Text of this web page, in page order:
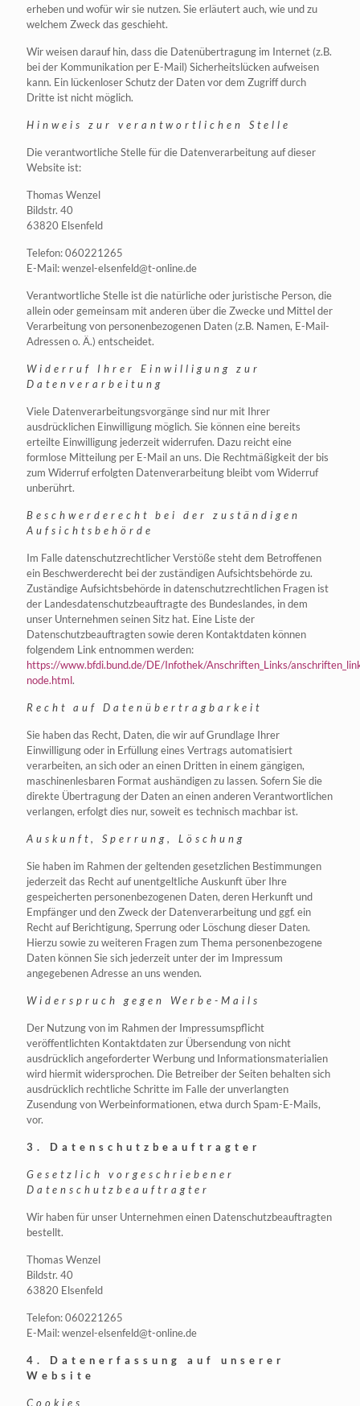
erheben und wofür wir sie nutzen. Sie erläutert auch, wie und zu
welchem Zweck das geschieht.
Wir weisen darauf hin, dass die Datenübertragung im Internet (z.B.
bei der Kommunikation per E-Mail) Sicherheitslücken aufweisen
kann. Ein lückenloser Schutz der Daten vor dem Zugriff durch
Dritte ist nicht möglich.
Hinweis zur verantwortlichen Stelle
Die verantwortliche Stelle für die Datenverarbeitung auf dieser
Website ist:
Thomas Wenzel
Bildstr. 40
63820 Elsenfeld
Telefon: 060221265
E-Mail: wenzel-elsenfeld@t-online.de
Verantwortliche Stelle ist die natürliche oder juristische Person, die
allein oder gemeinsam mit anderen über die Zwecke und Mittel der
Verarbeitung von personenbezogenen Daten (z.B. Namen, E-Mail-
Adressen o. Ä.) entscheidet.
Widerruf Ihrer Einwilligung zur
Datenverarbeitung
Viele Datenverarbeitungsvorgänge sind nur mit Ihrer
ausdrücklichen Einwilligung möglich. Sie können eine bereits
erteilte Einwilligung jederzeit widerrufen. Dazu reicht eine
formlose Mitteilung per E-Mail an uns. Die Rechtmäßigkeit der bis
zum Widerruf erfolgten Datenverarbeitung bleibt vom Widerruf
unberührt.
Beschwerderecht bei der zuständigen
Aufsichtsbehörde
Im Falle datenschutzrechtlicher Verstöße steht dem Betroffenen
ein Beschwerderecht bei der zuständigen Aufsichtsbehörde zu.
Zuständige Aufsichtsbehörde in datenschutzrechtlichen Fragen ist
der Landesdatenschutzbeauftragte des Bundeslandes, in dem
unser Unternehmen seinen Sitz hat. Eine Liste der
Datenschutzbeauftragten sowie deren Kontaktdaten können
folgendem Link entnommen werden:
https://www.bfdi.bund.de/DE/Infothek/Anschriften_Links/
node.html.
Recht auf Datenübertragbarkeit
Sie haben das Recht, Daten, die wir auf Grundlage Ihrer
Einwilligung oder in Erfüllung eines Vertrags automatisiert
verarbeiten, an sich oder an einen Dritten in einem gängigen,
maschinenlesbaren Format aushändigen zu lassen. Sofern Sie die
direkte Übertragung der Daten an einen anderen Verantwortlichen
verlangen, erfolgt dies nur, soweit es technisch machbar ist.
Auskunft, Sperrung, Löschung
Sie haben im Rahmen der geltenden gesetzlichen Bestimmungen
jederzeit das Recht auf unentgeltliche Auskunft über Ihre
gespeicherten personenbezogenen Daten, deren Herkunft und
Empfänger und den Zweck der Datenverarbeitung und ggf. ein
Recht auf Berichtigung, Sperrung oder Löschung dieser Daten.
Hierzu sowie zu weiteren Fragen zum Thema personenbezogene
Daten können Sie sich jederzeit unter der im Impressum
angegebenen Adresse an uns wenden.
Widerspruch gegen Werbe-Mails
Der Nutzung von im Rahmen der Impressumspflicht
veröffentlichten Kontaktdaten zur Übersendung von nicht
ausdrücklich angeforderter Werbung und Informationsmaterialien
wird hiermit widersprochen. Die Betreiber der Seiten behalten sich
ausdrücklich rechtliche Schritte im Falle der unverlangten
Zusendung von Werbeinformationen, etwa durch Spam-E-Mails,
vor.
3. Datenschutzbeauftragter
Gesetzlich vorgeschriebener
Datenschutzbeauftragter
Wir haben für unser Unternehmen einen Datenschutzbeauftragten
bestellt.
Thomas Wenzel
Bildstr. 40
63820 Elsenfeld
Telefon: 060221265
E-Mail: wenzel-elsenfeld@t-online.de
4. Datenerfassung auf unserer
Website
Cookies